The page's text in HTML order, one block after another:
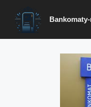
obsah